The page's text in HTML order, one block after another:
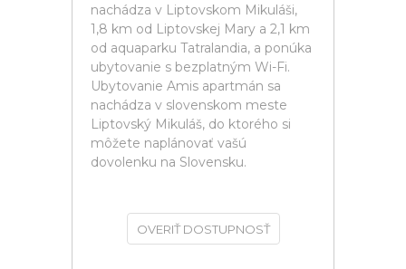
nachádza v Liptovskom Mikuláši,
1,8 km od Liptovskej Mary a 2,1 km
od aquaparku Tatralandia, a ponúka
ubytovanie s bezplatným Wi-Fi.
Ubytovanie Amis apartmán sa
nachádza v slovenskom meste
Liptovský Mikuláš, do ktorého si
môžete naplánovať vašú
dovolenku na Slovensku.
OVERIŤ DOSTUPNOSŤ